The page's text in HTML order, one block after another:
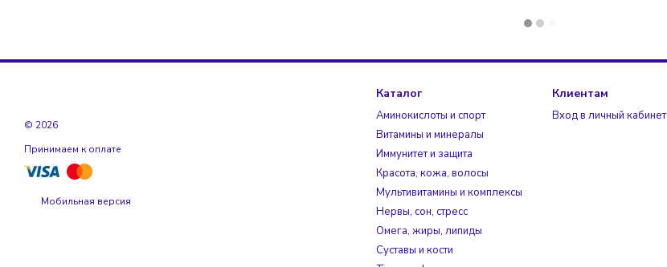
© 2026
Принимаем к оплате
Мобильная версия
Каталог
Аминокислоты и спорт
Витамины и минералы
Иммунитет и защита
Красота, кожа, волосы
Мультивитамины и комплексы
Нервы, сон, стресс
Омега, жиры, липиды
Суставы и кости
Клиентам
Вход в личный кабинет